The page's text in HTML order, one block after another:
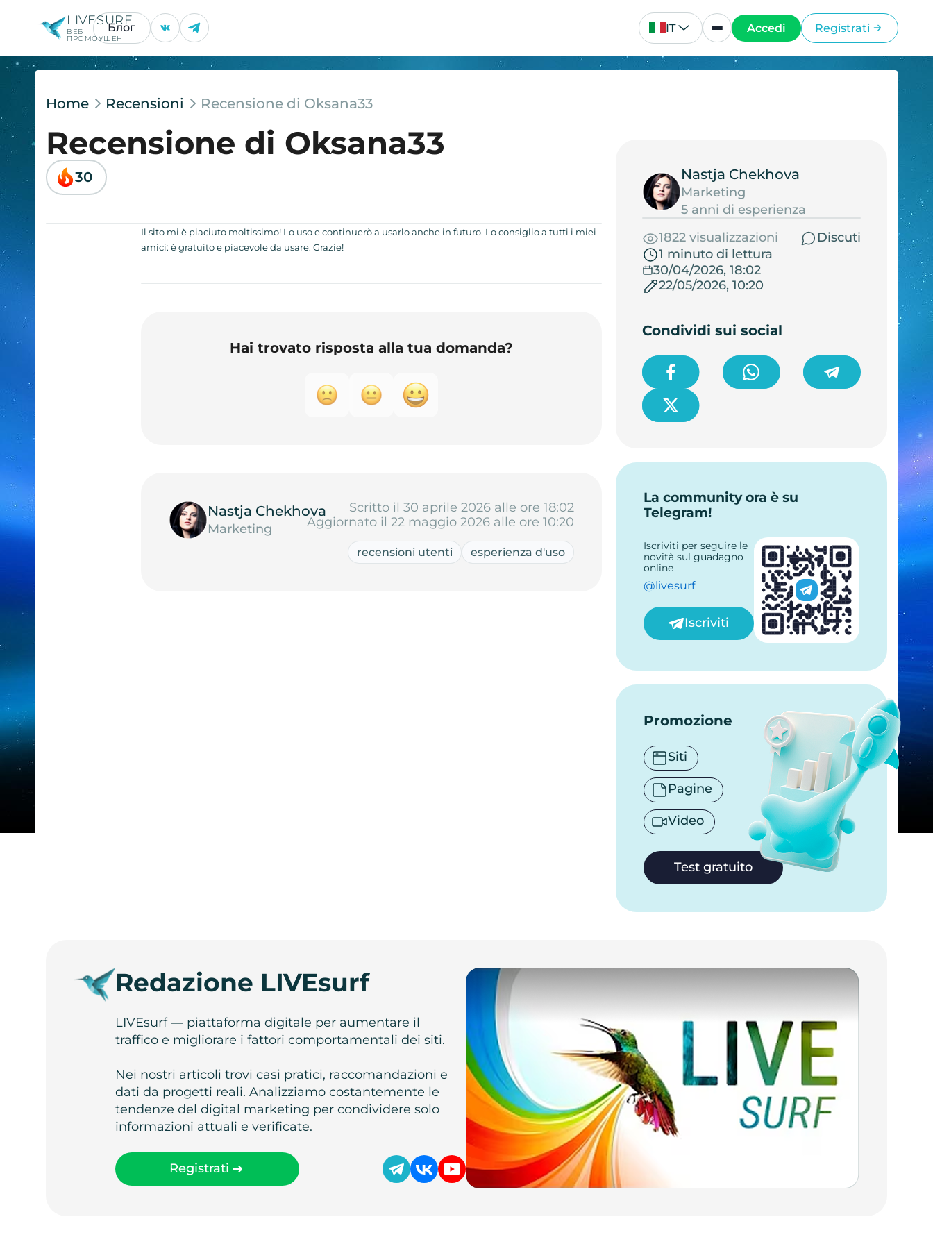
LIVESURF
ВЕБ
ПРОМОУШЕН
Блог IT Accedi Registrati
Home Recensioni Recensione di Oksana33
Recensione di Oksana33
30
Il sito mi è piaciuto moltissimo! Lo uso e continuerò a usarlo anche in futuro. Lo consiglio a tutti i miei
amici: è gratuito e piacevole da usare. Grazie!
Hai trovato risposta alla tua domanda?
Nastja Chekhova
Marketing
Scritto il 30 aprile 2026 alle ore 18:02
Aggiornato il 22 maggio 2026 alle ore 10:20
recensioni utenti esperienza d'uso
Nastja Chekhova
Marketing
5 anni di esperienza
1822 visualizzazioni
Discuti
1 minuto di lettura
30/04/2026, 18:02
22/05/2026, 10:20
Condividi sui social
La community ora è su
Telegram!
Iscriviti per seguire le
novità sul guadagno
online
@livesurf
Iscriviti
Promozione
Siti
Pagine
Video
Test gratuito
Redazione LIVEsurf
LIVEsurf — piattaforma digitale per aumentare il
traffico e migliorare i fattori comportamentali dei siti.
Nei nostri articoli trovi casi pratici, raccomandazioni e
dati da progetti reali. Analizziamo costantemente le
tendenze del digital marketing per condividere solo
informazioni attuali e verificate.
Registrati